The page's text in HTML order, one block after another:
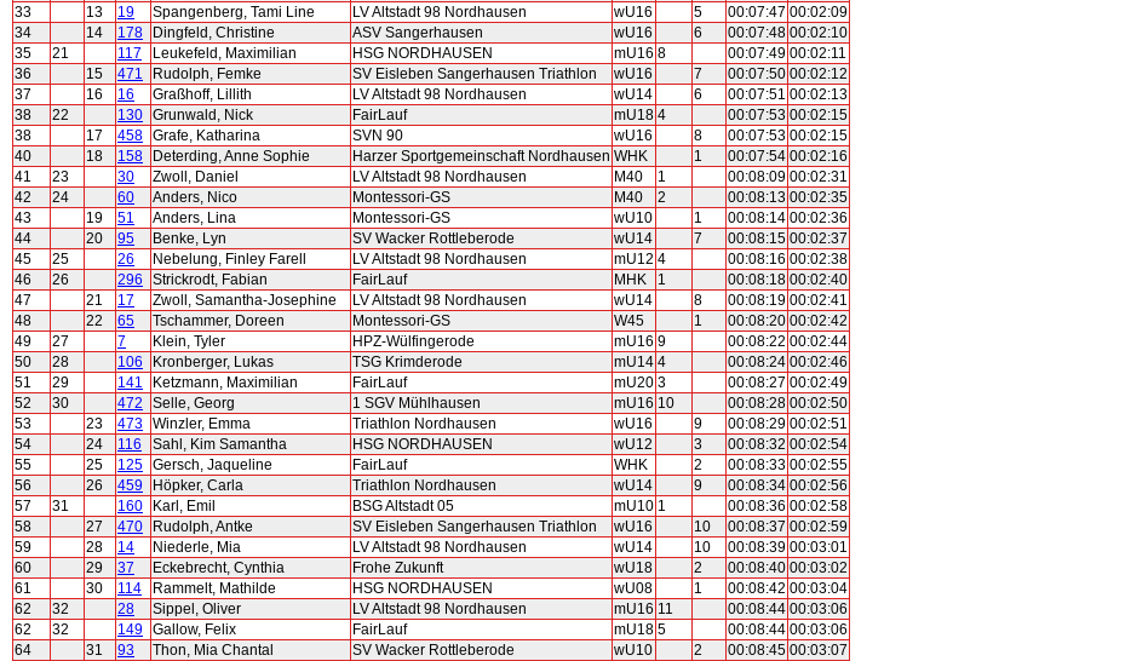
33
13 19 Spangenberg, Tami Line LV Altstadt 98 Nordhausen wU16 5 00:07:47 00:02:09
34
14 178 Dingfeld, Christine ASV Sangerhausen wU16 6 00:07:48 00:02:10
35
21 117 Leukefeld, Maximilian HSG NORDHAUSEN mU16 8 00:07:49 00:02:11
36
15 471 Rudolph, Femke SV Eisleben Sangerhausen Triathlon wU16 7 00:07:50 00:02:12
37
16 16 Graßhoff, Lillith LV Altstadt 98 Nordhausen wU14 6 00:07:51 00:02:13
38
22 130 Grunwald, Nick FairLauf mU18 4 00:07:53 00:02:15
38
17 458 Grafe, Katharina SVN 90 wU16 8 00:07:53 00:02:15
40
18 158 Deterding, Anne Sophie Harzer Sportgemeinschaft Nordhausen WHK 1 00:07:54 00:02:16
41
23 30 Zwoll, Daniel LV Altstadt 98 Nordhausen M40 1 00:08:09 00:02:31
42
24 60 Anders, Nico Montessori-GS M40 2 00:08:13 00:02:35
43
19 51 Anders, Lina Montessori-GS wU10 1 00:08:14 00:02:36
44
20 95 Benke, Lyn SV Wacker Rottleberode wU14 7 00:08:15 00:02:37
45
25 26 Nebelung, Finley Farell LV Altstadt 98 Nordhausen mU12 4 00:08:16 00:02:38
46
26 296 Strickrodt, Fabian FairLauf MHK 1 00:08:18 00:02:40
47
21 17 Zwoll, Samantha-Josephine LV Altstadt 98 Nordhausen wU14 8 00:08:19 00:02:41
48
22 65 Tschammer, Doreen Montessori-GS W45 1 00:08:20 00:02:42
49
27 7 Klein, Tyler HPZ-Wülfingerode mU16 9 00:08:22 00:02:44
50
28 106 Kronberger, Lukas TSG Krimderode mU14 4 00:08:24 00:02:46
51
29 141 Ketzmann, Maximilian FairLauf mU20 3 00:08:27 00:02:49
52
30 472 Selle, Georg 1 SGV Mühlhausen mU16 10 00:08:28 00:02:50
53
23 473 Winzler, Emma Triathlon Nordhausen wU16 9 00:08:29 00:02:51
54
24 116 Sahl, Kim Samantha HSG NORDHAUSEN wU12 3 00:08:32 00:02:54
55
25 125 Gersch, Jaqueline FairLauf WHK 2 00:08:33 00:02:55
56
26 459 Höpker, Carla Triathlon Nordhausen wU14 9 00:08:34 00:02:56
57
31 160 Karl, Emil BSG Altstadt 05 mU10 1 00:08:36 00:02:58
58
27 470 Rudolph, Antke SV Eisleben Sangerhausen Triathlon wU16 10 00:08:37 00:02:59
59
28 14 Niederle, Mia LV Altstadt 98 Nordhausen wU14 10 00:08:39 00:03:01
60
29 37 Eckebrecht, Cynthia Frohe Zukunft wU18 2 00:08:40 00:03:02
61
30 114 Rammelt, Mathilde HSG NORDHAUSEN wU08 1 00:08:42 00:03:04
62
32 28 Sippel, Oliver LV Altstadt 98 Nordhausen mU16 11 00:08:44 00:03:06
62
32 149 Gallow, Felix FairLauf mU18 5 00:08:44 00:03:06
64
31 93 Thon, Mia Chantal SV Wacker Rottleberode wU10 2 00:08:45 00:03:07